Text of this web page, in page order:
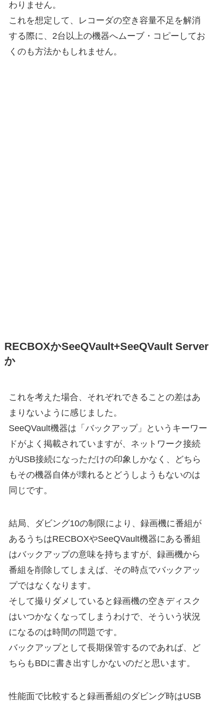
わりません。
これを想定して、レコーダの空き容量不足を解消
する際に、2台以上の機器へムーブ・コピーしてお
くのも方法かもしれません。
RECBOXかSeeQVault+SeeQVault Server
か
これを考えた場合、それぞれできることの差はあ
まりないように感じました。
SeeQVault機器は「バックアップ」というキーワー
ドがよく掲載されていますが、ネットワーク接続
がUSB接続になっただけの印象しかなく、どちら
もその機器自体が壊れるとどうしようもないのは
同じです。
結局、ダビング10の制限により、録画機に番組が
あるうちはRECBOXやSeeQVault機器にある番組
はバックアップの意味を持ちますが、録画機から
番組を削除してしまえば、その時点でバックアッ
プではなくなります。
そして撮りダメしていると録画機の空きディスク
はいつかなくなってしまうわけで、そういう状況
になるのは時間の問題です。
バックアップとして長期保管するのであれば、ど
ちらもBDに書き出すしかないのだと思います。
性能面で比較すると録画番組のダビング時はUSB